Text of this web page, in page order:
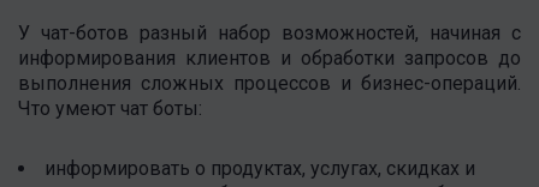
У чат-ботов разный набор возможностей, начиная с
информирования клиентов и обработки запросов до
выполнения сложных процессов и бизнес-операций.
Что умеют чат боты:
информировать о продуктах, услугах, скидках и